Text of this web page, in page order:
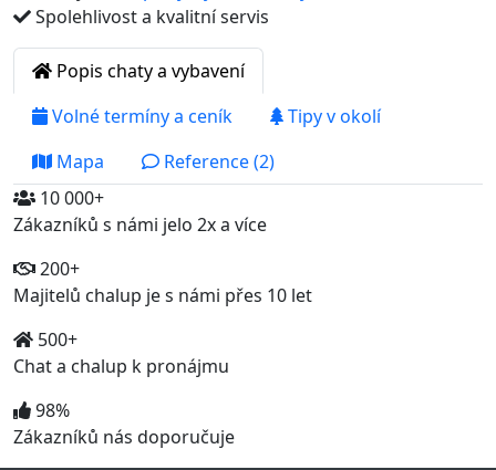
Spolehlivost a kvalitní servis
Popis chaty a vybavení
Volné termíny a ceník
Tipy v okolí
Mapa
Reference (2)
10 000+
Zákazníků s námi jelo 2x a více
200+
Majitelů chalup je s námi přes 10 let
500+
Chat a chalup k pronájmu
98%
Zákazníků nás doporučuje